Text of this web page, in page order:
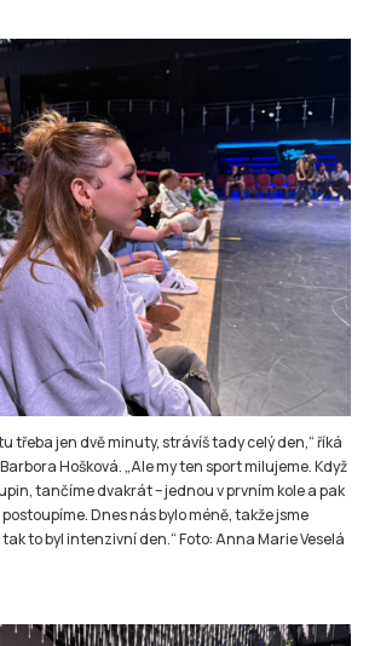
třeba jen dvě minuty, strávíš tady celý den,“ říká
Hošková. „Ale my ten sport milujeme. Když
tančíme dvakrát – jednou v prvním kole a pak
Dnes nás bylo méně, takže jsme
to byl intenzivní den.“ Foto: Anna Marie Veselá